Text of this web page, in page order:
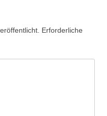
Erforderliche